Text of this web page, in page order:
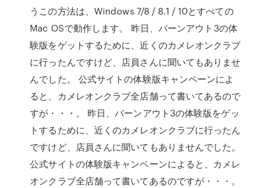
うこの方法は、Windows 7/8 / 8.1 / 10とすべての
Mac OSで動作します。 昨日、バーンアウト3の体
験版をゲットするために、近くのカメレオンクラブ
に行ったんですけど、店員さんに聞いてもありませ
んでした。 公式サイトの体験版キャンペーンによ
ると、カメレオンクラブ全店舗って書いてあるので
すが・・・。 昨日、バーンアウト3の体験版をゲッ
トするために、近くのカメレオンクラブに行ったん
ですけど、店員さんに聞いてもありませんでした。
公式サイトの体験版キャンペーンによると、カメレ
オンクラブ全店舗って書いてあるのですが・・・。